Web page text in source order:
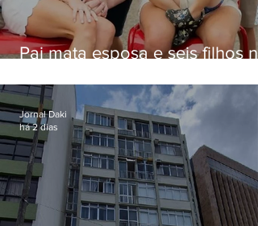
Pai mata esposa e seis filhos
Jornal Daki
há 2 dias